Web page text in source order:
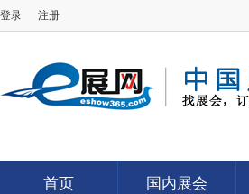
登录 注册
首页 国内展会